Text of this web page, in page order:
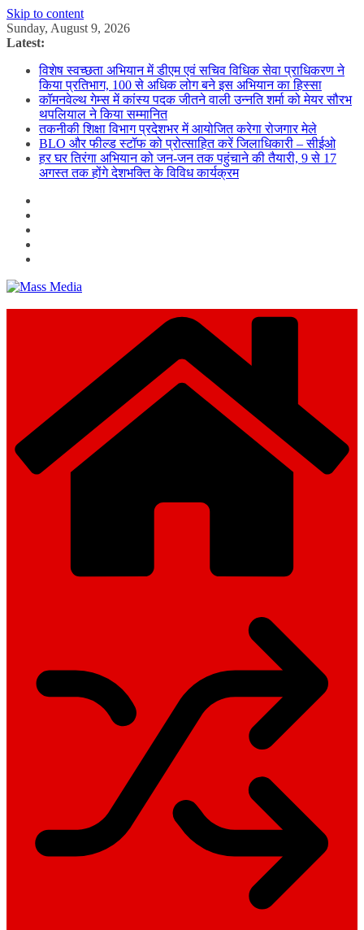
Skip to content
Sunday, August 9, 2026
Latest:
विशेष स्वच्छता अभियान में डीएम एवं सचिव विधिक सेवा प्राधिकरण ने
किया प्रतिभाग, 100 से अधिक लोग बने इस अभियान का हिस्सा
कॉमनवेल्थ गेम्स में कांस्य पदक जीतने वाली उन्नति शर्मा को मेयर सौरभ
थपलियाल ने किया सम्मानित
तकनीकी शिक्षा विभाग प्रदेशभर में आयोजित करेगा रोजगार मेले
BLO और फील्ड स्टॉफ को प्रोत्साहित करें जिलाधिकारी – सीईओ
हर घर तिरंगा अभियान को जन-जन तक पहुंचाने की तैयारी, 9 से 17
अगस्त तक होंगे देशभक्ति के विविध कार्यक्रम